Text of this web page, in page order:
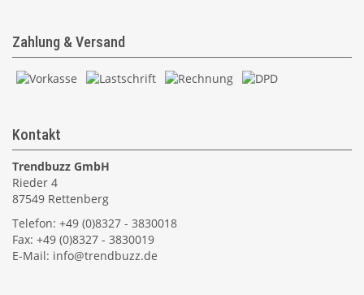
Zahlung & Versand
Kontakt
Trendbuzz GmbH
Rieder 4
87549 Rettenberg
Telefon: +49 (0)8327 - 3830018
Fax: +49 (0)8327 - 3830019
E-Mail: info@trendbuzz.de